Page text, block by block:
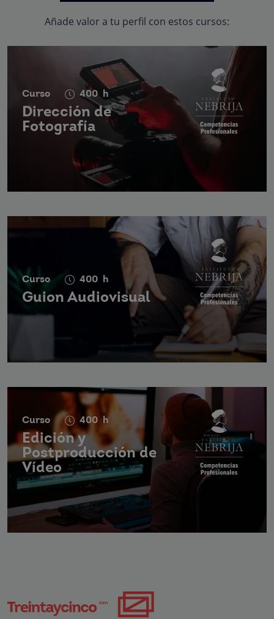
Añade valor a tu perfil con estos cursos:
Curso 400 h
Dirección de
Fotografía
Curso 400 h
Guion Audiovisual
Curso 400 h
Edición y
Postproducción de
Vídeo